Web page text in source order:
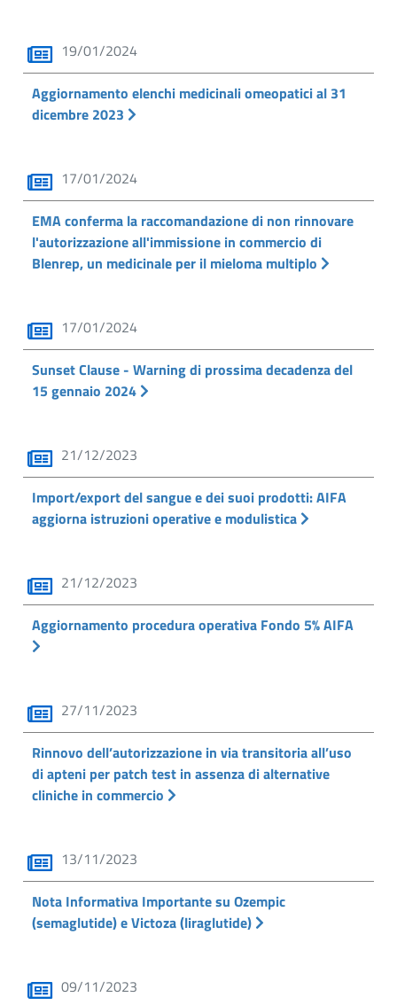
19/01/2024
Aggiornamento elenchi medicinali omeopatici al 31
dicembre 2023
17/01/2024
EMA conferma la raccomandazione di non rinnovare
l'autorizzazione all'immissione in commercio di
Blenrep, un medicinale per il mieloma multiplo
17/01/2024
Sunset Clause - Warning di prossima decadenza del
15 gennaio 2024
21/12/2023
Import/export del sangue e dei suoi prodotti: AIFA
aggiorna istruzioni operative e modulistica
21/12/2023
Aggiornamento procedura operativa Fondo 5% AIFA
27/11/2023
Rinnovo dell’autorizzazione in via transitoria all’uso
di apteni per patch test in assenza di alternative
cliniche in commercio
13/11/2023
Nota Informativa Importante su Ozempic
(semaglutide) e Victoza (liraglutide)
09/11/2023